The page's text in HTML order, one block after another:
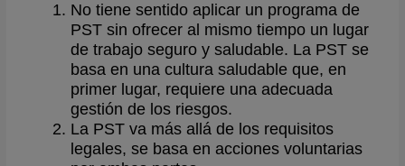
No tiene sentido aplicar un programa de
PST sin ofrecer al mismo tiempo un lugar
de trabajo seguro y saludable. La PST se
basa en una cultura saludable que, en
primer lugar, requiere una adecuada
gestión de los riesgos.
La PST va más allá de los requisitos
legales, se basa en acciones voluntarias